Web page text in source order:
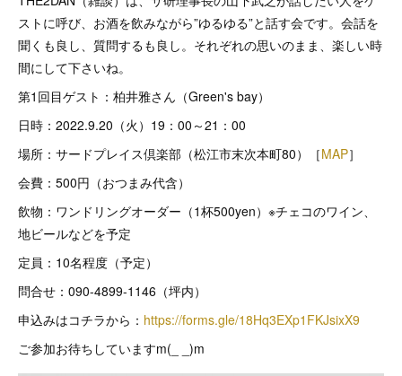
ストに呼び、お酒を飲みながら”ゆるゆる”と話す会です。会話を
聞くも良し、質問するも良し。それぞれの思いのまま、楽しい時
間にして下さいね。
第1回目ゲスト：柏井雅さん（Green's bay）
日時：2022.9.20（火）19：00～21：00
場所：サードプレイス倶楽部（松江市末次本町80）［MAP］
会費：500円（おつまみ代含）
飲物：ワンドリングオーダー（1杯500yen）※チェコのワイン、
地ビールなどを予定
定員：10名程度（予定）
問合せ：090-4899-1146（坪内）
申込みはコチラから： https://forms.gle/18Hq3EXp1FKJsixX9
ご参加お待ちしていますm(_ _)m